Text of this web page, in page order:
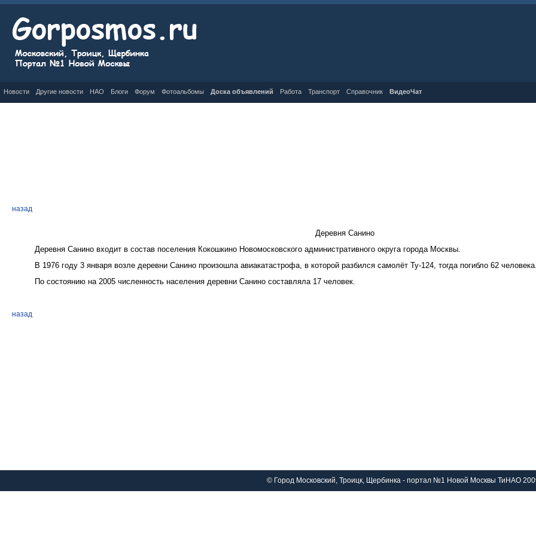
Новости Другие новости НАО Блоги Форум Фотоальбомы Доска объявлений Работа Транспорт Справочник ВидеоЧат
назад
Деревня Санино
Деревня Санино входит в состав поселения Кокошкино Новомосковского административного округа города Москвы.
В 1976 году 3 января возле деревни Санино произошла авиакатастрофа, в которой разбился самолёт Ту-124, тогда погибло 62 человека.
По состоянию на 2005 численность населения деревни Санино составляла 17 человек.
назад
© Город Московский, Троицк, Щербинка - портал №1 Новой Москвы ТиНАО